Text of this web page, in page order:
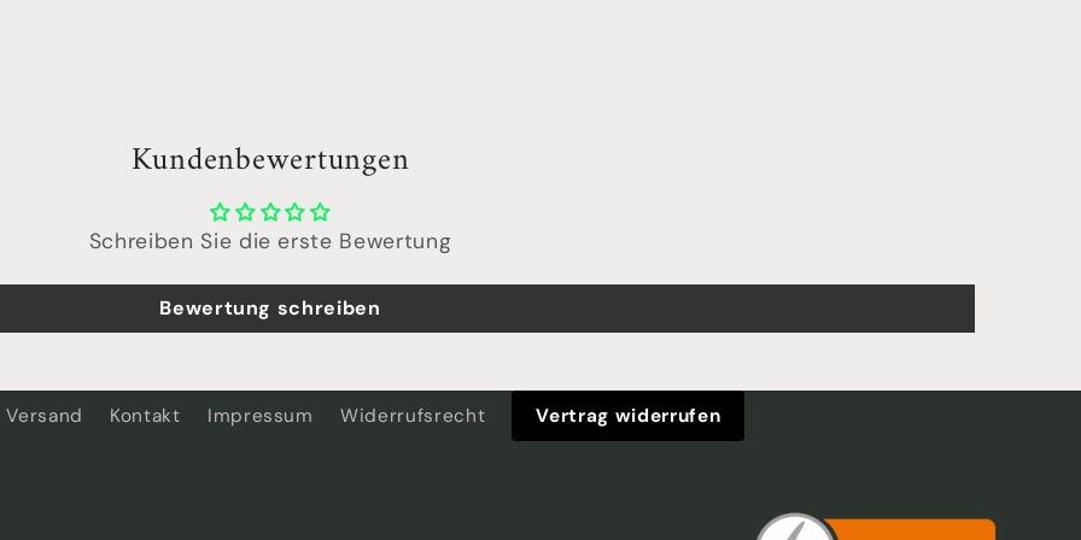
Kundenbewertungen
Schreiben Sie die erste Bewertung
Bewertung schreiben
Versand Kontakt Impressum Widerrufsrecht Vertrag widerrufen